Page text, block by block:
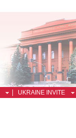
UKRAINE INVITE